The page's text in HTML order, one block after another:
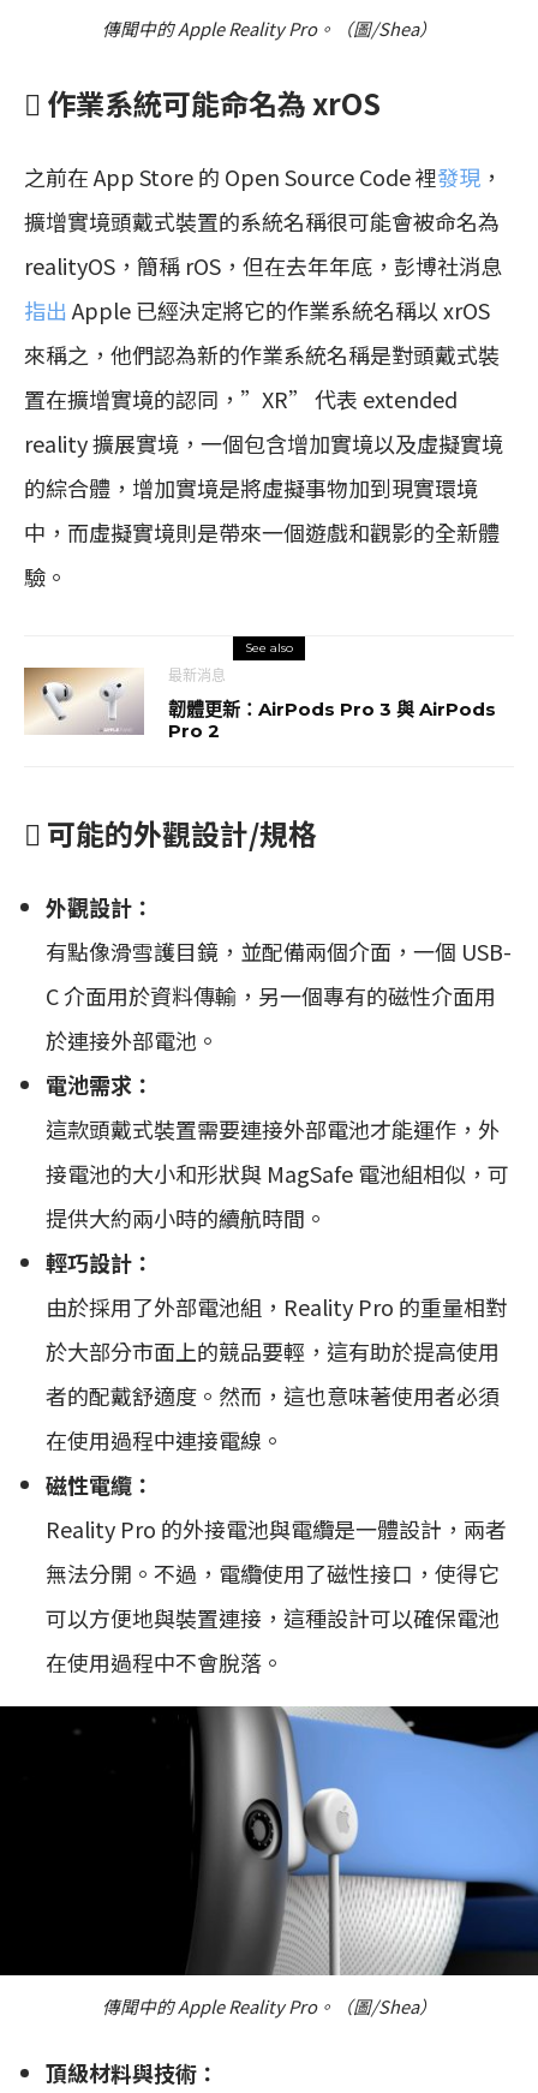
傳聞中的 Apple Reality Pro。（圖/Shea）
 作業系統可能命名為 xrOS
之前在 App Store 的 Open Source Code 裡發現 ，
擴增實境頭戴式裝置的系統名稱很可能會被命名為
realityOS，簡稱 rOS，但在去年年底，彭博社消息
指出Apple 已經決定將它的作業系統名稱以 xrOS
來稱之，他們認為新的作業系統名稱是對頭戴式裝
置在擴增實境的認同，”XR” 代表 extended
reality 擴展實境，一個包含增加實境以及虛擬實境
的綜合體，增加實境是將虛擬事物加到現實環境
中，而虛擬實境則是帶來一個遊戲和觀影的全新體
驗。
See also
最新消息
韌體更新：AirPods Pro 3 與 AirPods
Pro 2
 可能的外觀設計/規格
外觀設計：
有點像滑雪護目鏡，並配備兩個介面，一個 USB-
C 介面用於資料傳輸，另一個專有的磁性介面用
於連接外部電池。
電池需求：
這款頭戴式裝置需要連接外部電池才能運作，外
接電池的大小和形狀與 MagSafe 電池組相似，可
提供大約兩小時的續航時間。
輕巧設計：
由於採用了外部電池組，Reality Pro 的重量相對
於大部分市面上的競品要輕，這有助於提高使用
者的配戴舒適度。然而，這也意味著使用者必須
在使用過程中連接電線。
磁性電纜：
Reality Pro 的外接電池與電纜是一體設計，兩者
無法分開。不過，電纜使用了磁性接口，使得它
可以方便地與裝置連接，這種設計可以確保電池
在使用過程中不會脫落。
傳聞中的 Apple Reality Pro。（圖/Shea）
頂級材料與技術：